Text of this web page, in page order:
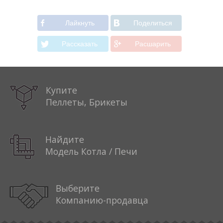
Лайкнуть Поделиться
Рассказать Расшарить
Купите
Пеллеты, Брикеты
Найдите
Модель Котла / Печи
Выберите
Компанию-продавца